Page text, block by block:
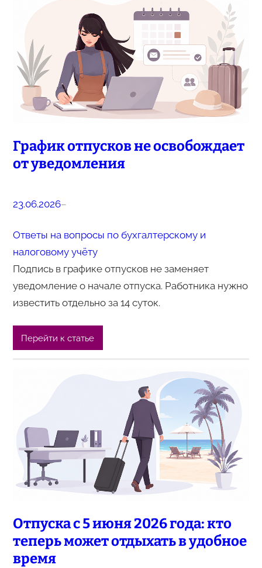
График отпусков не освобождает
от уведомления
23.06.2026–
Ответы на вопросы по бухгалтерскому и
налоговому учёту
Подпись в графике отпусков не заменяет
уведомление о начале отпуска. Работника нужно
известить отдельно за 14 суток.
Перейти к статье
Отпуска с 5 июня 2026 года: кто
теперь может отдыхать в удобное
время